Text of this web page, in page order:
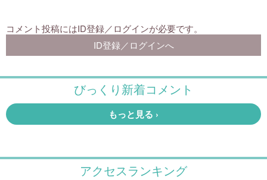
アクセスランキング